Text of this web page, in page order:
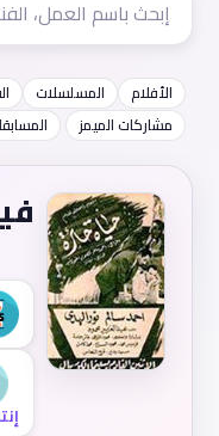
الأفلام المسلسلات
مشاركات الميمز